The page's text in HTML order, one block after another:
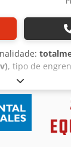
, tipo de
de elevação:6
de fabrico:
, Equipamento:
integral ,